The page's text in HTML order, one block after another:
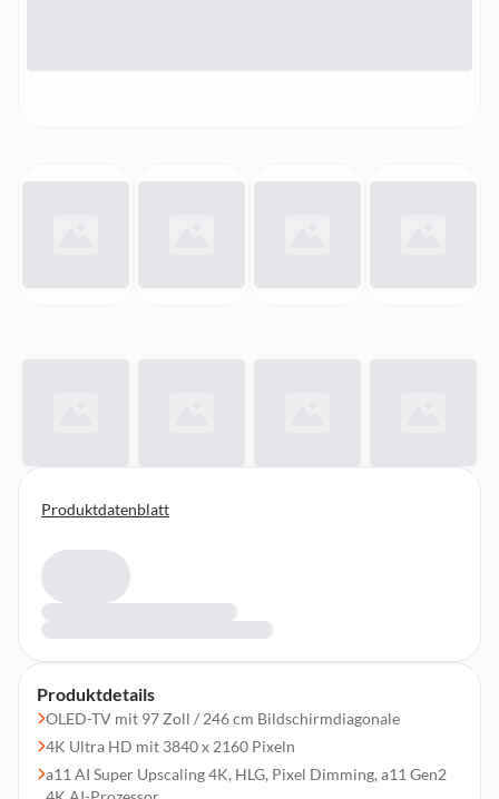
Produktdetails
OLED-TV mit 97 Zoll / 246 cm Bildschirmdiagonale
4K Ultra HD mit 3840 x 2160 Pixeln
a11 AI Super Upscaling 4K, HLG, Pixel Dimming, a11 Gen2
Produktdatenblatt